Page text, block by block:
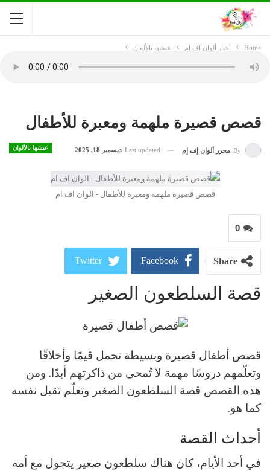
Home أخبار ألوان اف ام عيشها بالألوان
قصص قصيرة ملهمة ومعبرة للأطفال
عيشها بالألوان By محرر ألوان إف إم Last updated ديسمبر 18, 2025
قصص قصيرة ملهمة ومعبرة للأطفال - الوان اف ام
0
Share
Facebook
Twitter
Google+
Pinterest
البريد الالكتروني
قصة السلطعون الصغير
قصص أطفال قصيرة وبسيطة تحمل قيمًا وأخلاقًا
وتعلّمهم دروسًا مهمة لا تُمحى من ذاكرتهم أبدًا. ومن
هذه القصص قصة السلطعون الصغير وتعلّم تقبل نفسه
كما هو.
أحداث القصة
في أحد الأيام، كان هناك سلطعون صغير يتجول مع أمه